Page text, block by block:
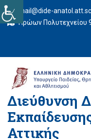
mail@dide-
Ηρώων Πολυτεχνείου
Διεύθυνση
Αττικής